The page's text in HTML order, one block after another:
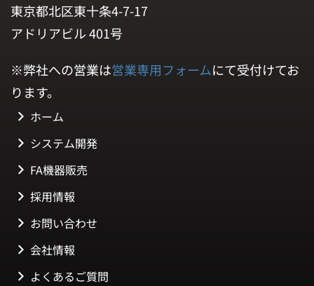
東京都北区東十条4-7-17
アドリアビル 401号
※弊社への営業は営業専用フォームにて受付けてお
ります。
ホーム
システム開発
FA機器販売
採用情報
お問い合わせ
会社情報
よくあるご質問